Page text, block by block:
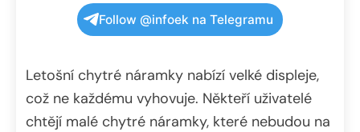
Follow @infoek na Telegramu
Letošní chytré náramky nabízí velké displeje,
což ne každému vyhovuje. Někteří uživatelé
chtějí malé chytré náramky, které nebudou na